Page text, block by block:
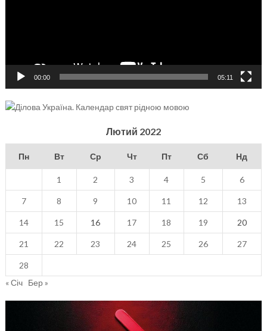
00:00 05:11
Лютий 2022
Пн Вт Ср Чт Пт Сб Нд
1 2 3 4 5 6
7 8 9 10 11 12 13
14 15 16 17 18 19 20
21 22 23 24 25 26 27
28
« Січ Бер »